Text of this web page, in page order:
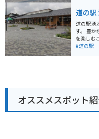
道の駅
道の駅 湧
す。 豊かな自然に囲まれた場所にあり、四季折々の景色
を楽しむ
く、多く
ク広場
り、家族連れに人
ています。 地元の名産品としては、新鮮な野菜
山菜、き
のトマト
#道の駅
オススメスポット